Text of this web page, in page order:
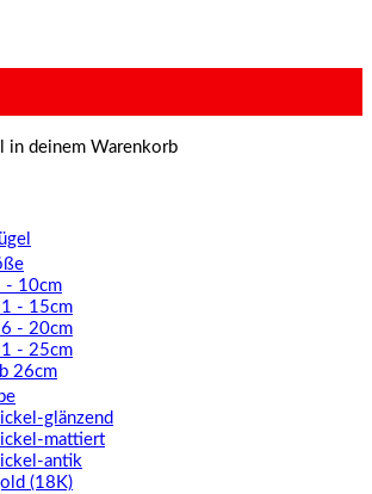
in deinem Warenkorb
- 10cm
- 15cm
- 20cm
- 25cm
26cm
glänzend
mattiert
antik
(18K)